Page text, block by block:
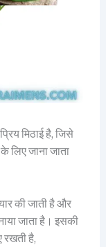
मिठाई है, जिसे
लिए जाना जाता
की जाती है और
जाता है। इसकी
रखती है,